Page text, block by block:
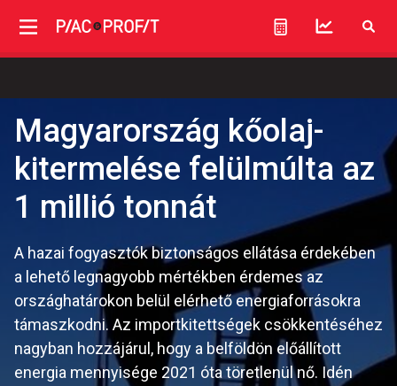
Magyarország kőolaj-
kitermelése felülmúlta az
1 millió tonnát
A hazai fogyasztók biztonságos ellátása érdekében
a lehető legnagyobb mértékben érdemes az
országhatárokon belül elérhető energiaforrásokra
támaszkodni. Az importkitettségek csökkentéséhez
nagyban hozzájárul, hogy a belföldön előállított
energia mennyisége 2021 óta töretlenül nő. Idén